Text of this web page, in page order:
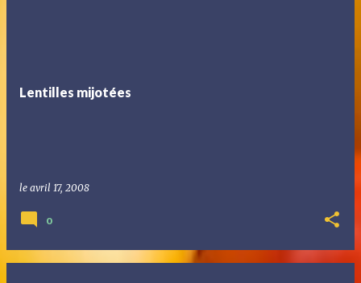
Lentilles mijotées
le avril 17, 2008
0